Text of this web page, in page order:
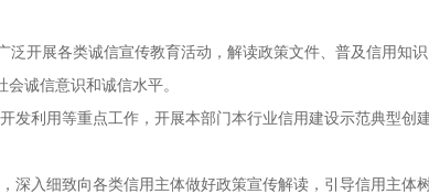
泛开展各类诚信宣传教育活动，解读政策文件、普及信用知
诚信意识和诚信水平。
发利用等重点工作，开展本部门本行业信用建设示范典型创
深入细致向各类信用主体做好政策宣传解读，引导信用主体